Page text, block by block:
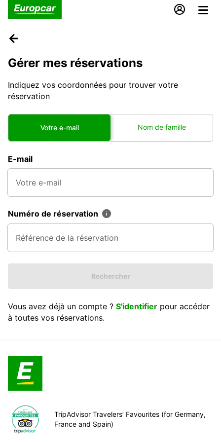
Gérer mes réservations
Indiquez vos coordonnées pour trouver votre
réservation
Votre e-mail Nom de famille
E-mail
Numéro de réservation
Rechercher
Vous avez déjà un compte ? S'identifier pour accéder
à toutes vos réservations.
TripAdvisor Travelers’ Favourites (for Germany,
France and Spain)